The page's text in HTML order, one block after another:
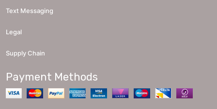
Text Messaging
Legal
Supply Chain
Payment Methods